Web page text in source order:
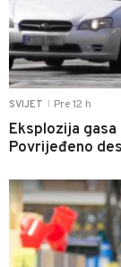
SVIJET Pre 12 h
Eksplozija
Povrijeđeno